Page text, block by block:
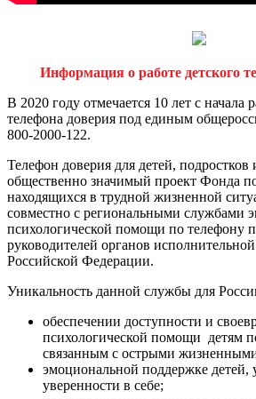
Информация о работе детского
В 2020 году отмечается 10 лет с начала
телефона доверия под единым
800-2000-122.
Телефон доверия для детей, подростков
общественно значимый проект Фонда
находящихся в трудной жизненной
совместно с региональными службами
психологической помощи по телефону
руководителей органов
Российской Федерации.
Уникальность данной службы для
обеспечении доступности и
психологической помощи детям
связанным с острыми
эмоциональной поддержке детей,
уверенности в себе;